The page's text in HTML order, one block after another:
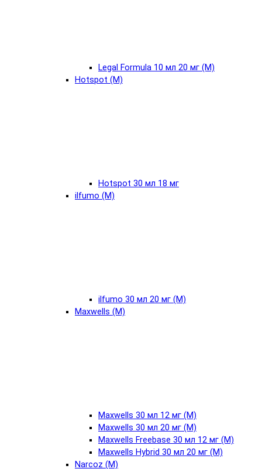
Legal Formula 10 мл 20 мг (М)
Hotspot (М)
Hotspot 30 мл 18 мг
ilfumo (М)
ilfumo 30 мл 20 мг (М)
Maxwells (М)
Maxwells 30 мл 12 мг (М)
Maxwells 30 мл 20 мг (М)
Maxwells Freebase 30 мл 12 мг (М)
Maxwells Hybrid 30 мл 20 мг (М)
Narcoz (М)